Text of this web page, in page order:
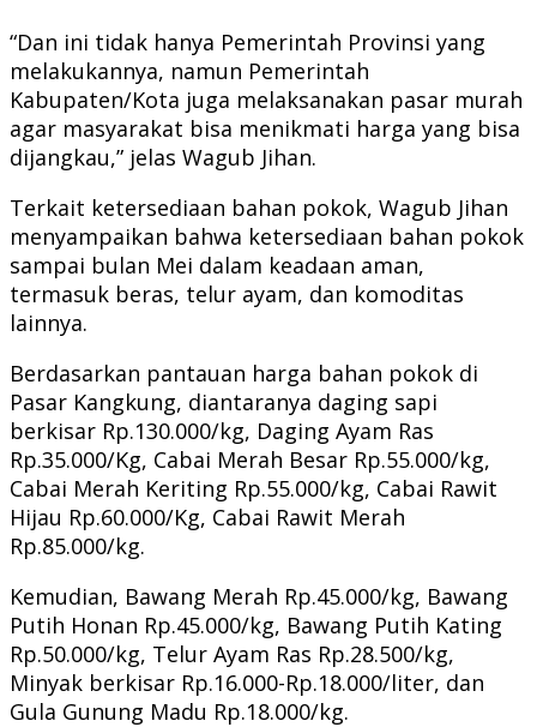
“Dan ini tidak hanya Pemerintah Provinsi yang
melakukannya, namun Pemerintah
Kabupaten/Kota juga melaksanakan pasar murah
agar masyarakat bisa menikmati harga yang bisa
dijangkau,” jelas Wagub Jihan.
Terkait ketersediaan bahan pokok, Wagub Jihan
menyampaikan bahwa ketersediaan bahan pokok
sampai bulan Mei dalam keadaan aman,
termasuk beras, telur ayam, dan komoditas
lainnya.
Berdasarkan pantauan harga bahan pokok di
Pasar Kangkung, diantaranya daging sapi
berkisar Rp.130.000/kg, Daging Ayam Ras
Rp.35.000/Kg, Cabai Merah Besar Rp.55.000/kg,
Cabai Merah Keriting Rp.55.000/kg, Cabai Rawit
Hijau Rp.60.000/Kg, Cabai Rawit Merah
Rp.85.000/kg.
Kemudian, Bawang Merah Rp.45.000/kg, Bawang
Putih Honan Rp.45.000/kg, Bawang Putih Kating
Rp.50.000/kg, Telur Ayam Ras Rp.28.500/kg,
Minyak berkisar Rp.16.000-Rp.18.000/liter, dan
Gula Gunung Madu Rp.18.000/kg.